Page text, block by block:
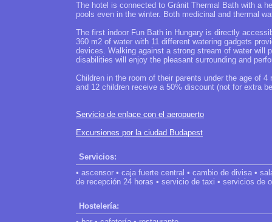
The hotel is connected to Gránit Thermal Bath with a
pools even in the winter. Both medicinal and thermal
The first indoor Fun Bath in Hungary is directly
360 m2 of water with 11 different watering gadgets
devices. Walking against a strong stream of water will
disabilities will enjoy the pleasant surrounding and
Children in the room of their parents under the age of
and 12 children receive a 50% discount (not for extra
Servicio de enlace con el aeropuerto
Excursiones por la ciudad Budapest
Servicios:
• ascensor • caja fuerte central • cambio de divisa •
de recepción 24 horas • servicio de taxi • servicios de
Hostelería: